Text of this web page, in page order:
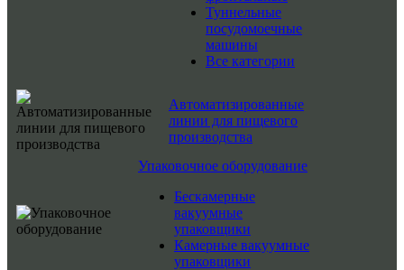
Туннельные
посудомоечные
машины
Все категории
Автоматизированные
линии для пищевого
производства
Упаковочное оборудование
Бескамерные
вакуумные
упаковщики
Камерные вакуумные
упаковщики